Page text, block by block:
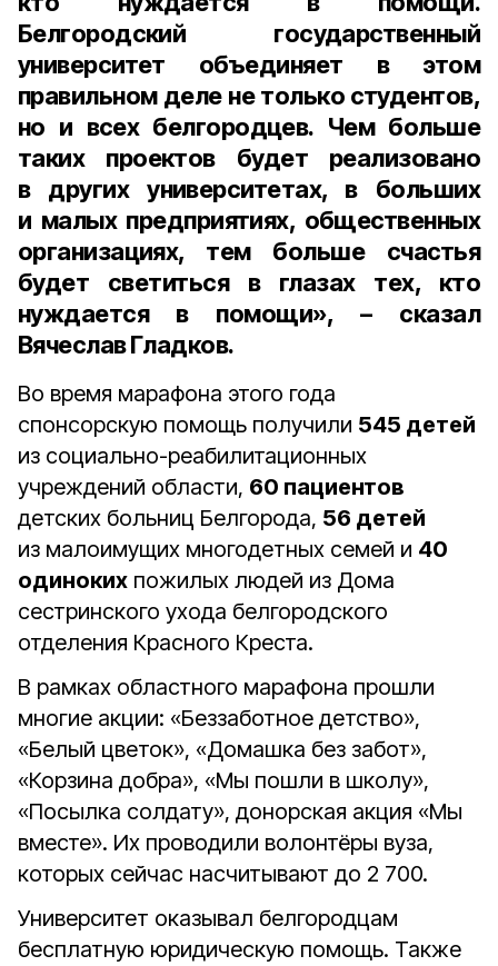
Белгородский государственный
университет объединяет в этом
правильном деле не только студентов,
но и всех белгородцев. Чем больше
таких проектов будет реализовано
в других университетах, в больших
и малых предприятиях, общественных
организациях, тем больше счастья
будет светиться в глазах тех, кто
нуждается в помощи», – сказал
Вячеслав Гладков.
Во время марафона этого года
спонсорскую помощь получили 545 детей
из социально-реабилитационных
учреждений области, 60 пациентов
детских больниц Белгорода, 56 детей
из малоимущих многодетных семей и 40
одиноких пожилых людей из Дома
сестринского ухода белгородского
отделения Красного Креста.
В рамках областного марафона прошли
многие акции: «Беззаботное детство»,
«Белый цветок», «Домашка без забот»,
«Корзина добра», «Мы пошли в школу»,
«Посылка солдату», донорская акция «Мы
вместе». Их проводили волонтёры вуза,
которых сейчас насчитывают до 2 700.
Университет оказывал белгородцам
бесплатную юридическую помощь. Также